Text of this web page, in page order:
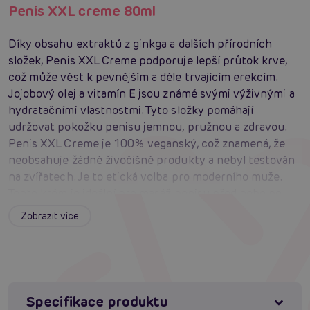
Penis XXL creme 80ml
Díky obsahu extraktů z ginkga a dalších přírodních
složek, Penis XXL Creme podporuje lepší průtok krve,
což může vést k pevnějším a déle trvajícím erekcím.
Jojobový olej a vitamín E jsou známé svými výživnými a
hydratačními vlastnostmi. Tyto složky pomáhají
udržovat pokožku penisu jemnou, pružnou a zdravou.
Penis XXL Creme je 100% veganský, což znamená, že
neobsahuje žádné živočišné produkty a nebyl testován
na zvířatech. Je to etická volba pro moderního muže.
sexu. Můžete jej použít sami nebo si užít intimní chvíle s
Použití Penis XXL Creme je jednoduché a příjemné.
Zobrazit více
Specifikace produktu